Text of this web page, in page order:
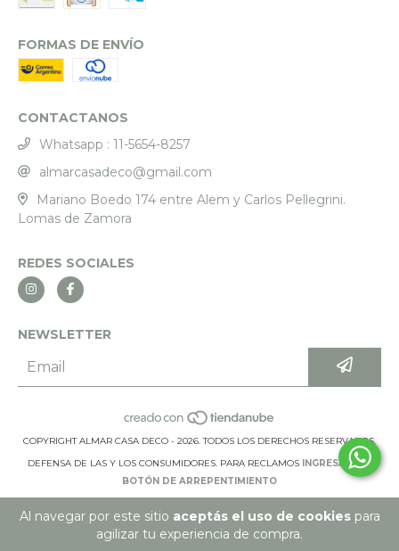
Al navegar por este sitio aceptás el uso de cookiespara
agilizar tu experiencia de compra.
FORMAS DE ENVÍO
CONTACTANOS
Whatsapp : 11-5654-8257
almarcasadeco@gmail.com
Mariano Boedo 174 entre Alem y Carlos Pellegrini.
Lomas de Zamora
REDES SOCIALES
NEWSLETTER
COPYRIGHT ALMAR CASA DECO - 2026. TODOS LOS DERECHOS RESERVADOS.
DEFENSA DE LAS Y LOS CONSUMIDORES. PARA RECLAMOS INGRESÁ ACÁ.
BOTÓN DE ARREPENTIMIENTO